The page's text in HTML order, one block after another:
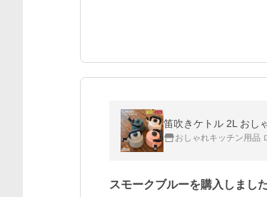
笛吹きケトル 2L おし
おしゃれキッチン用品
スモークブルーを購入しまし